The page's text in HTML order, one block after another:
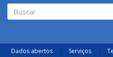
Dados abertos Serviços